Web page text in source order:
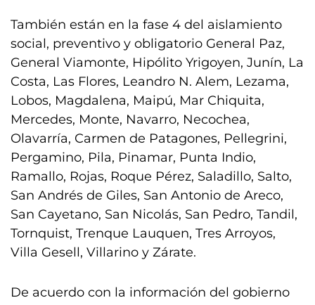
También están en la fase 4 del aislamiento
social, preventivo y obligatorio General Paz,
General Viamonte, Hipólito Yrigoyen, Junín, La
Costa, Las Flores, Leandro N. Alem, Lezama,
Lobos, Magdalena, Maipú, Mar Chiquita,
Mercedes, Monte, Navarro, Necochea,
Olavarría, Carmen de Patagones, Pellegrini,
Pergamino, Pila, Pinamar, Punta Indio,
Ramallo, Rojas, Roque Pérez, Saladillo, Salto,
San Andrés de Giles, San Antonio de Areco,
San Cayetano, San Nicolás, San Pedro, Tandil,
Tornquist, Trenque Lauquen, Tres Arroyos,
Villa Gesell, Villarino y Zárate.
De acuerdo con la información del gobierno